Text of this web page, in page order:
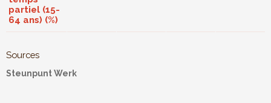
partiel (15-
64 ans) (%)
Sources
Steunpunt Werk